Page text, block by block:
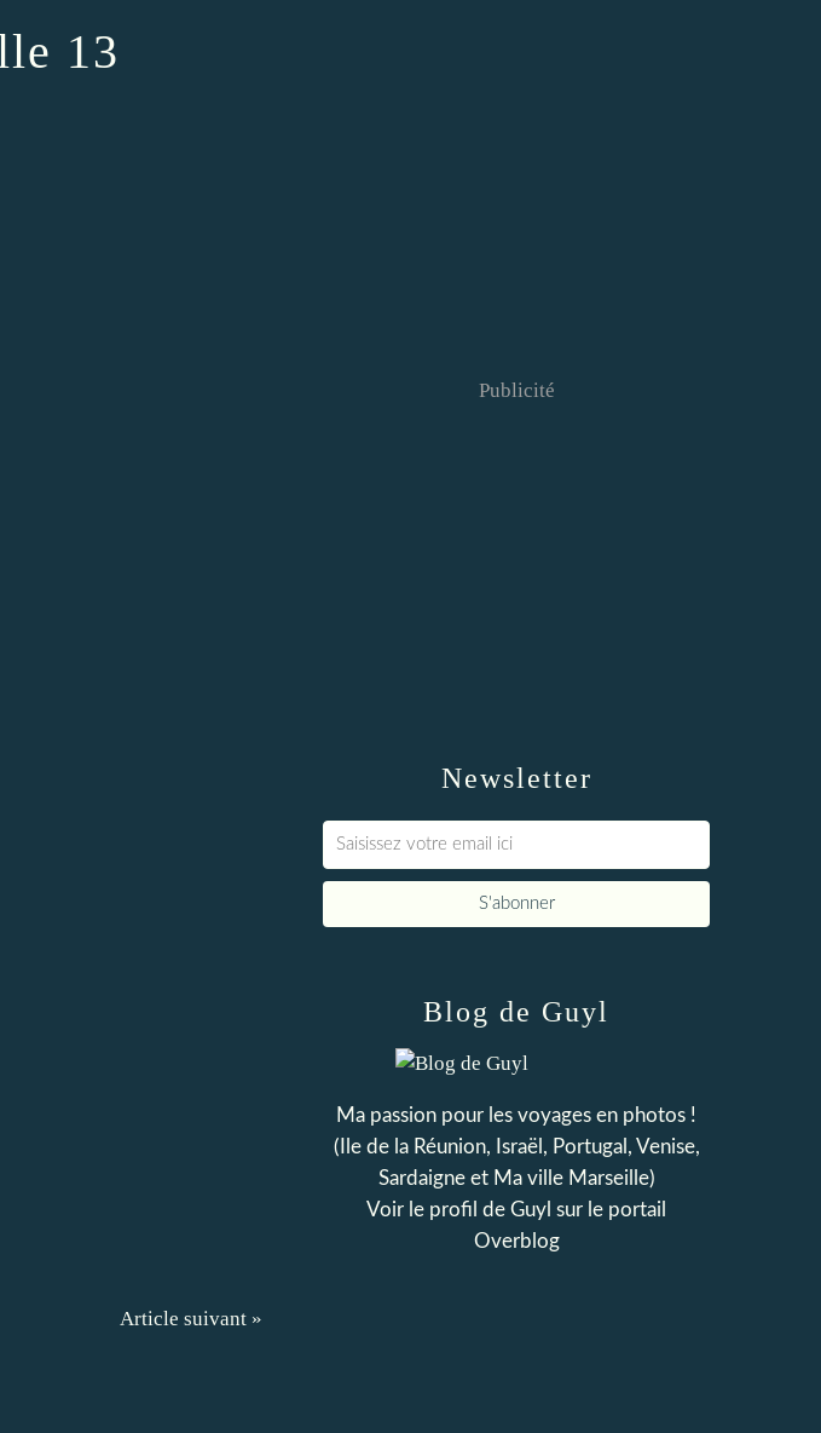
13
Article suivant »
Newsletter
Publicité
Blog de Guyl
Ma passion pour les voyages en photos !
(Ile de la Réunion, Israël, Portugal, Venise,
Sardaigne et Ma ville Marseille)
Voir le profil de Guyl sur le portail
Overblog